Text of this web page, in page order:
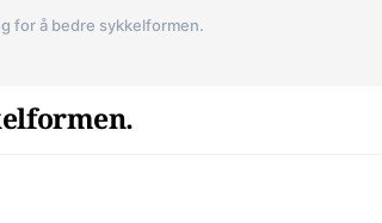
for å bedre sykkelformen.